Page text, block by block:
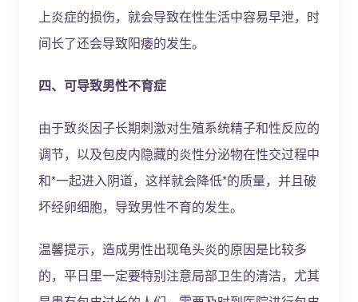
上炎症的损伤，就会导致在性生活中容易早泄，时
间长了还会导致阳痿的发生。
四、可导致男性不育症
由于致炎因子长期刺激对生殖系统精子和性反应的
调节，以及包皮内隐藏的炎性分泌物在性交过程中
和*一起进入阴道，这样就会降低*的质量，并且破
坏经卵细胞，导致男性不育的发生。
温馨提示，造成男性出现龟头炎的原因是比较多
的，平日里一定要特别注意局部卫生的清洁，尤其